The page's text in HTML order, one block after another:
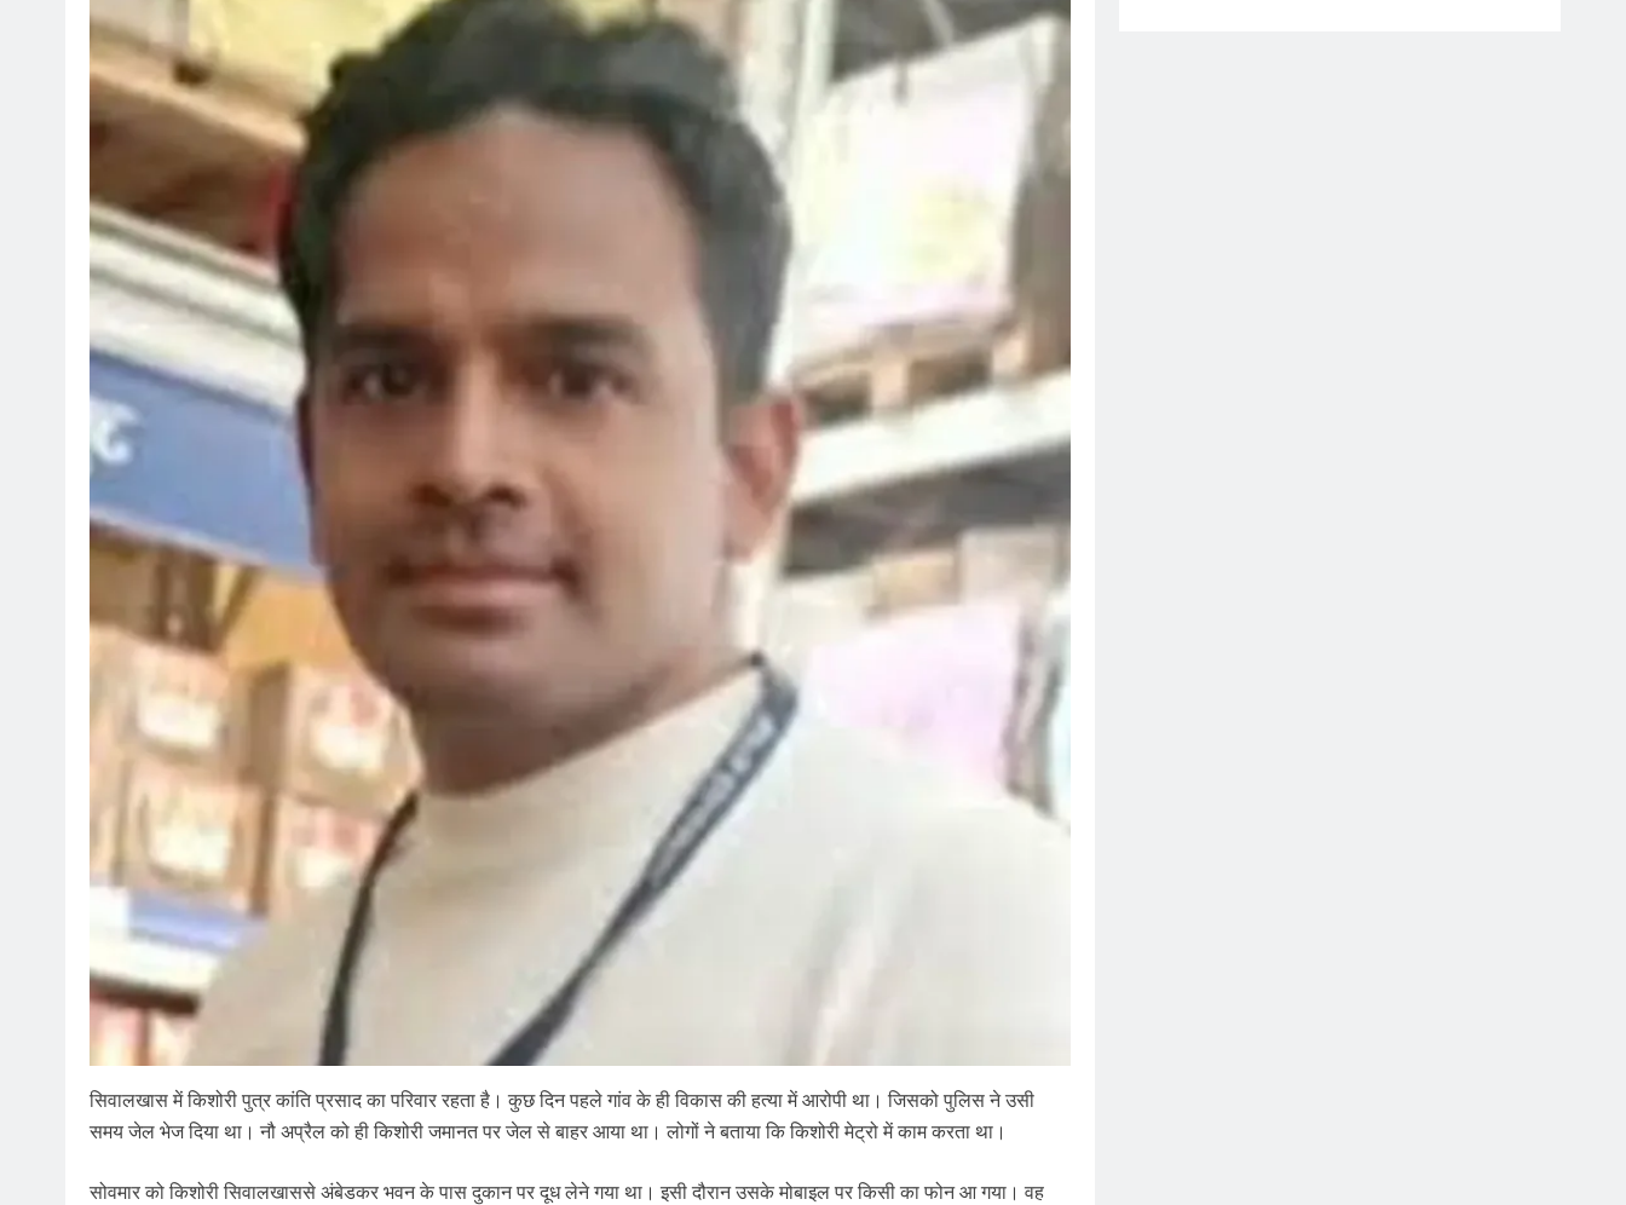
सिवालखास में किशोरी पुत्र कांति प्रसाद का परिवार रहता है। कुछ दिन पहले गांव के ही विकास की हत्या में आरोपी था। जिसको पुलिस ने उसी
समय जेल भेज दिया था। नौ अप्रैल को ही किशोरी जमानत पर जेल से बाहर आया था। लोगों ने बताया कि ​किशोरी मेट्रो में काम करता था।
सोवमार को किशोरी सिवालखाससे अंबेडकर भवन के पास दुकान पर दूध लेने गया था। इसी दौरान उसके मोबाइल पर किसी का फोन आ गया। वह